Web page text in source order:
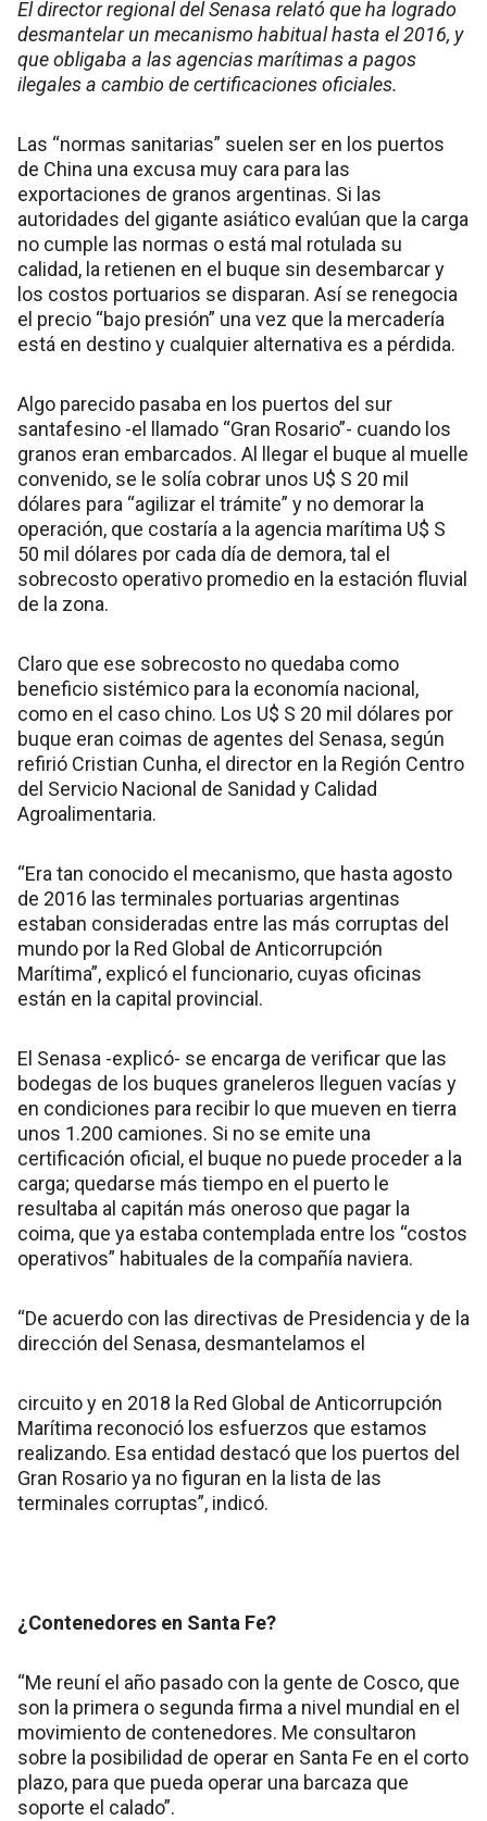
El director regional del Senasa relató que ha logrado
desmantelar un mecanismo habitual hasta el 2016, y
que obligaba a las agencias marítimas a pagos
ilegales a cambio de certificaciones oficiales.
Las “normas sanitarias” suelen ser en los puertos
de China una excusa muy cara para las
exportaciones de granos argentinas. Si las
autoridades del gigante asiático evalúan que la carga
no cumple las normas o está mal rotulada su
calidad, la retienen en el buque sin desembarcar y
los costos portuarios se disparan. Así se renegocia
el precio “bajo presión” una vez que la mercadería
está en destino y cualquier alternativa es a pérdida.
Algo parecido pasaba en los puertos del sur
santafesino -el llamado “Gran Rosario”- cuando los
granos eran embarcados. Al llegar el buque al muelle
convenido, se le solía cobrar unos U$ S 20 mil
dólares para “agilizar el trámite” y no demorar la
operación, que costaría a la agencia marítima U$ S
50 mil dólares por cada día de demora, tal el
sobrecosto operativo promedio en la estación fluvial
de la zona.
Claro que ese sobrecosto no quedaba como
beneficio sistémico para la economía nacional,
como en el caso chino. Los U$ S 20 mil dólares por
buque eran coimas de agentes del Senasa, según
refirió Cristian Cunha, el director en la Región Centro
del Servicio Nacional de Sanidad y Calidad
Agroalimentaria.
“Era tan conocido el mecanismo, que hasta agosto
de 2016 las terminales portuarias argentinas
estaban consideradas entre las más corruptas del
mundo por la Red Global de Anticorrupción
Marítima”, explicó el funcionario, cuyas oficinas
están en la capital provincial.
El Senasa -explicó- se encarga de verificar que las
bodegas de los buques graneleros lleguen vacías y
en condiciones para recibir lo que mueven en tierra
unos 1.200 camiones. Si no se emite una
certificación oficial, el buque no puede proceder a la
carga; quedarse más tiempo en el puerto le
resultaba al capitán más oneroso que pagar la
coima, que ya estaba contemplada entre los “costos
operativos” habituales de la compañía naviera.
“De acuerdo con las directivas de Presidencia y de la
dirección del Senasa, desmantelamos el
circuito y en 2018 la Red Global de Anticorrupción
Marítima reconoció los esfuerzos que estamos
realizando. Esa entidad destacó que los puertos del
Gran Rosario ya no figuran en la lista de las
terminales corruptas”, indicó.
¿Contenedores en Santa Fe?
“Me reuní el año pasado con la gente de Cosco, que
son la primera o segunda firma a nivel mundial en el
movimiento de contenedores. Me consultaron
sobre la posibilidad de operar en Santa Fe en el corto
plazo, para que pueda operar una barcaza que
soporte el calado”.